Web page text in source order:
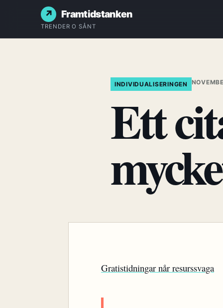
Framtidstanken
TRENDER O SÅNT
INDIVIDUALISERINGEN
Ett
Gratistidningar når resurssvaga